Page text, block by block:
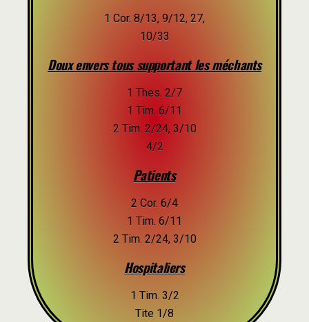
1 Cor. 8/13, 9/12, 27,
10/33
Doux envers tous supportant les méchants
1 Thes. 2/7
1 Tim. 6/11
2 Tim. 2/24, 3/10
4/2
Patients
2 Cor. 6/4
1 Tim. 6/11
2 Tim. 2/24, 3/10
Hospitaliers
1 Tim. 3/2
Tite 1/8